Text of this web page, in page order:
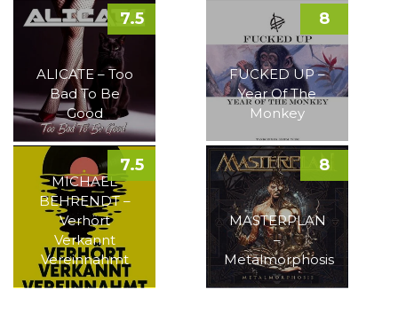
ALICATE – Too
Bad To Be
Good
7.5
FUCKED UP –
Year Of The
Monkey
8
MICHAEL
BEHRENDT –
Verhört
Verkannt
Vereinnahmt
7.5
MASTERPLAN
–
Metalmorphosis
8